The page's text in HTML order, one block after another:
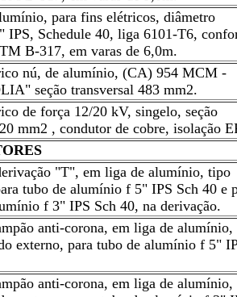
para fins elétricos, diâmetro
IPS, Schedule 40, liga 6101-T6,
B-317, em varas de 6,0m.
nú, de alumínio, (CA) 954 MCM -
seção transversal 483 mm2.
de força 12/20 kV, singelo, seção
mm2 , condutor de cobre, isolação
"T", em liga de alumínio, tipo
tubo de alumínio f 5" IPS Sch 40 e
f 3" IPS Sch 40, na derivação.
anti-corona, em liga de alumínio,
externo, para tubo de alumínio f 5"
anti-corona, em liga de alumínio,